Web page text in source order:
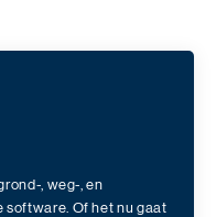
, weg-, en
software. Of het nu gaat